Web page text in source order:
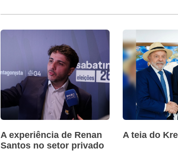
A experiência de Renan
Santos no setor privado
A teia do